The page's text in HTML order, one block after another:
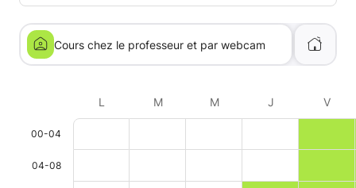
Cours chez le professeur et par webcam
L M M J V
00-04
04-08